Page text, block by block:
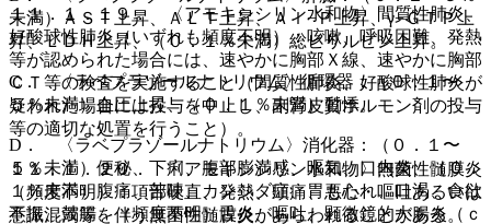
未満）ＡＳＴ上昇、ＡＬＴ上昇、Ａｌ−Ｐ上昇、γ−ＧＴＰ上
昇、ＬＤＨ上昇、（０．１％未満）総ビリルビン上昇。
C． 〈ラベプラゾールナトリウム〉循環器：（０．１〜
５％未満）血圧上昇、（０．１％未満）動悸。
D． 〈ラベプラゾールナトリウム〉消化器：（０．１〜
５％未満）便秘、下痢、腹部膨満感、嘔気、口内炎、（０．
１％未満）腹痛、苦味、カンジダ症、胃もたれ、口渇、食欲
不振、鼓腸、（頻度不明）舌炎、嘔吐、顕微鏡的大腸炎（ｃ
１１．１．１９． 〈アモキシシリン水和物〉間質性肺炎、
好酸球性肺炎（いずれも頻度不明）：咳嗽、呼吸困難、発熱
等が認められた場合には、速やかに胸部Ｘ線、速やかに胸部
ＣＴ等の検査を実施すること（間質性肺炎、好酸球性肺炎が
疑われた場合には投与を中止し、副腎皮質ホルモン剤の投与
等の適切な処置を行うこと）。
１１．１．２０． 〈アモキシシリン水和物〉無菌性髄膜炎
（頻度不明）：項部硬直、発熱、頭痛、悪心・嘔吐あるいは
意識混濁等を伴う無菌性髄膜炎があらわれることがある。